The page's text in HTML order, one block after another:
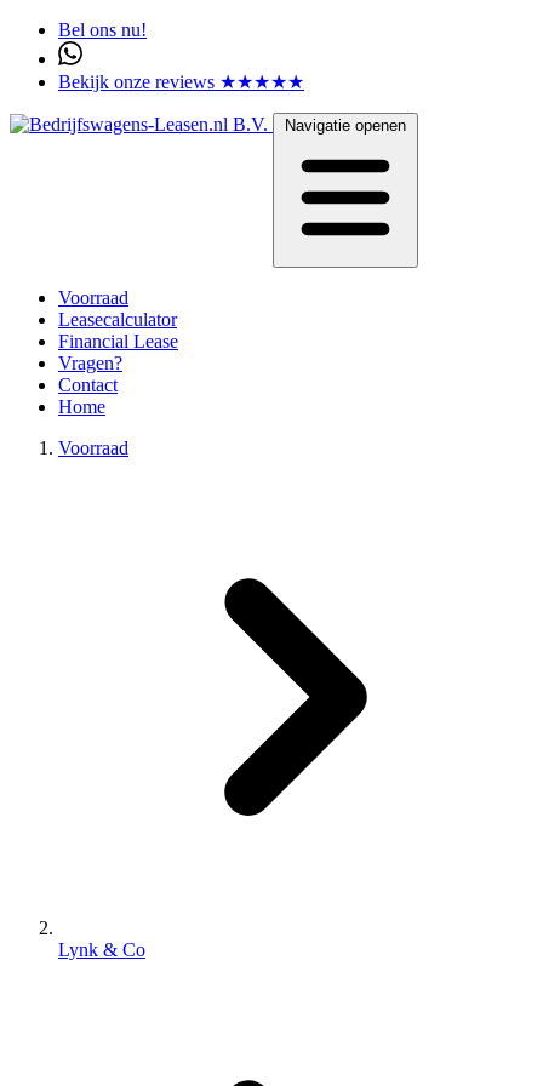
Bel ons nu!
Bekijk onze reviews ★★★★★
Navigatie openen
Voorraad
Leasecalculator
Financial Lease
Vragen?
Contact
Home
Voorraad
Lynk & Co